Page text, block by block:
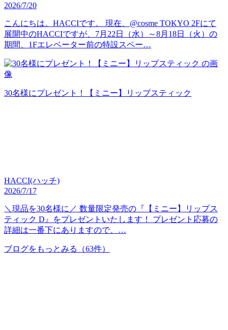
2026/7/20
こんにちは。HACCIです。 現在、@cosme TOKYO 2Fにて
展開中のHACCIですが、7月22日（水）～8月18日（火）の
期間、1Fエレベーター前の特設スペー…
30名様にプレゼント！【ミニー】リップスティック
HACCI(ハッチ)
2026/7/17
＼現品を30名様に／ 数量限定発売の『【ミニー】リップス
ティック D』をプレゼントいたします！ プレゼント応募の
詳細は一番下にありますので、…
ブログをもっとみる （63件）